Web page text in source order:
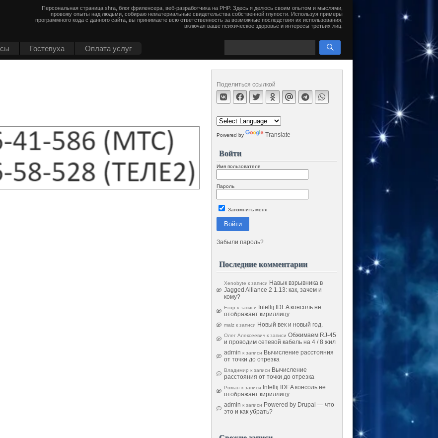
Гостевуха Оплата услуг
Персональная страница shra, блог фриленсера, веб-разработчика на PHP. Здесь я делюсь своим опытом и мыслями,
провожу опыты над людьми, собираю нематериальные свидетельства собственной глупости. Используя примеры
программного кода с данного сайта, вы принимаете всю ответственность за возможные последствия их использования,
включая ваше психическое здоровье и интересы третьих лиц.
Поделиться ссылкой
Powered by Translate
Войти
Имя пользователя
Пароль
Запомнить меня
Войти
Забыли пароль?
Последние комментарии
Xenobyte к записи Навык взрывника в
Jagged Alliance 2 1.13: как, зачем и
кому?
Егор к записи
Intellij IDEA консоль не
отображает кириллицу
malz к записи Новый век и новый год.
Олег Алексеевич к записи Обжимаем RJ-45
и проводим сетевой кабель на 4 / 8 жил
admin к записи Вычисление расстояния
от точки до отрезка
Владимир к записи Вычисление
расстояния от точки до отрезка
Роман к записи
Intellij IDEA консоль не
отображает кириллицу
admin к записи Powered by Drupal — что
это и как убрать?